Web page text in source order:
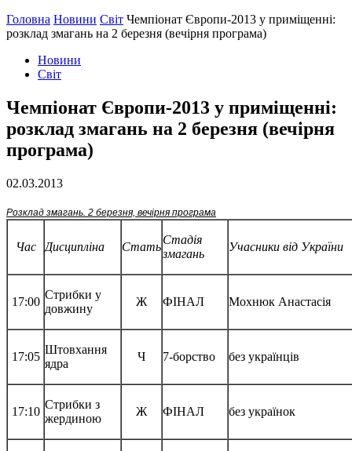
Головна Новини Світ Чемпіонат Європи-2013 у приміщенні:
розклад змагань на 2 березня (вечірня програма)
Новини
Світ
Чемпіонат Європи-2013 у приміщенні:
розклад змагань на 2 березня (вечірня
програма)
02.03.2013
Розклад змагань. 2 березня, вечірня програма
Час Дисципліна Стать
Стадія
змагань
Учасники від України
17:00
Стрибки у
довжину
Ж ФІНАЛ Мохнюк Анастасія
17:05
Штовхання
ядра
Ч 7-борство без українців
17:10
Стрибки з
жердиною
Ж ФІНАЛ без українок